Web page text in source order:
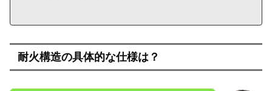
耐火構造の具体的な仕様は？